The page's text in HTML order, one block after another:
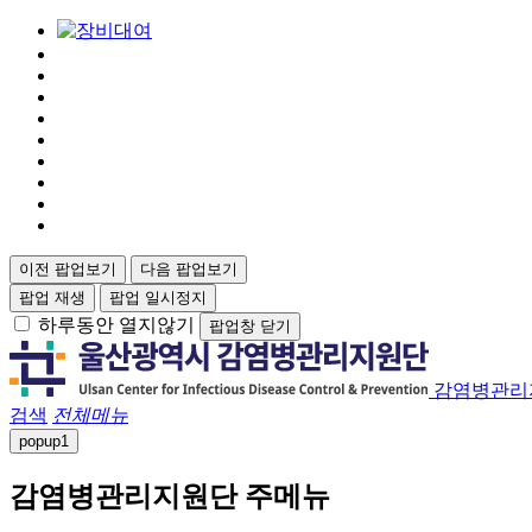
이전 팝업보기
다음 팝업보기
팝업 재생
팝업 일시정지
하루동안 열지않기 팝업창 닫기
감염병관
검색 전체메뉴
popup1
감염병관리지원단 주메뉴